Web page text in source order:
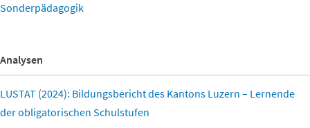
Sonderpädagogik
Analysen
LUSTAT (2024): Bildungsbericht des Kantons Luzern – Lernende
der obligatorischen Schulstufen